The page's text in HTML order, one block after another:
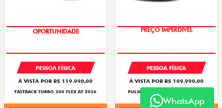
OPORTUNIDADE
PESSOA FÍSICA
À VISTA POR R$ 119.990,00
FASTBACK TURBO 200 FLEX AT 2026
PREÇO IMPERDÍVEL
PESSOA FÍSICA
À VISTA POR R$ 109.990,00
PULSE DRIVE 1.3 AT FLEX 4P 2026
WhatsApp